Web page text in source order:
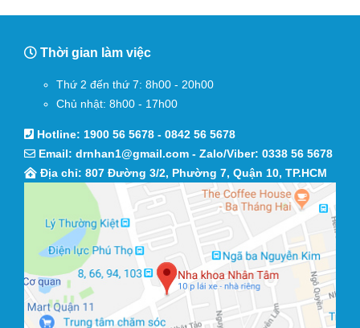
Thời gian làm việc
Thứ 2 đến thứ 7: 8h00 - 20h00
Chủ nhật: 8h00 - 17h00
Hotline: 1900 56 5678 - 0842 56 5678
Email: drnhan1@gmail.com - Zalo/Viber: 0338 56 5678
Địa chỉ: 807 Đường 3/2, Phường 7, Quận 10, TP.HCM